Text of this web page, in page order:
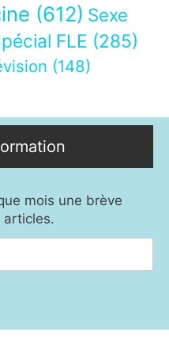
(612) Sexe
FLE (285)
(148)
mois une brève
articles.